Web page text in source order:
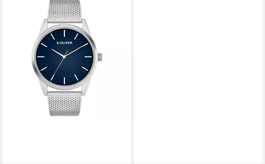
Quarzuhr Round Basic
Edelstahl
ab 59,99 €
UVP119,95 €
lieferbar - in 3-4 Werktagen bei dir